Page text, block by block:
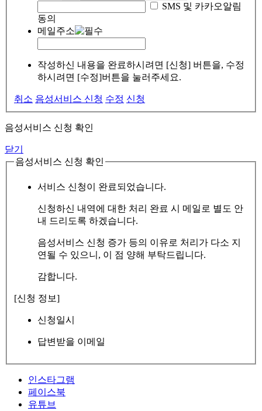
SMS 및 카카오알림
동의
메일주소
작성하신 내용을 완료하시려면 [신청] 버튼을, 수정
하시려면 [수정]버튼을 눌러주세요.
취소 음성서비스 신청 수정 신청
음성서비스 신청 확인
닫기
음성서비스 신청 확인
서비스 신청이 완료되었습니다.
신청하신 내역에 대한 처리 완료 시 메일로 별도 안
내 드리도록 하겠습니다.
음성서비스 신청 증가 등의 이유로 처리가 다소 지
연될 수 있으니, 이 점 양해 부탁드립니다.
감합니다.
[신청 정보]
신청일시
답변받을 이메일
인스타그램
페이스북
유튜브